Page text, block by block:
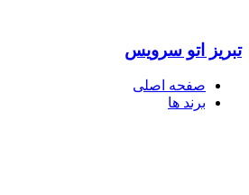
تبریز اتو سرویس
صفحه اصلی
برند ها